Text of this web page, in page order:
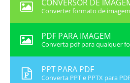
CONVERSOR DE
Converter formato de imagem
PDF PARA IMAGEM
Converta pdf para qualquer
PPT PARA PDF
Converta PPT e PPTX para